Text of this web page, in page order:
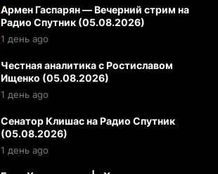
Армен Гаспарян — Вечерний стрим на
Радио Спутник (05.08.2026)
1 день ago
Честная аналитика с Ростиславом
Ищенко (05.08.2026)
1 день ago
Сенатор Клишас на Радио Спутник
(05.08.2026)
1 день ago